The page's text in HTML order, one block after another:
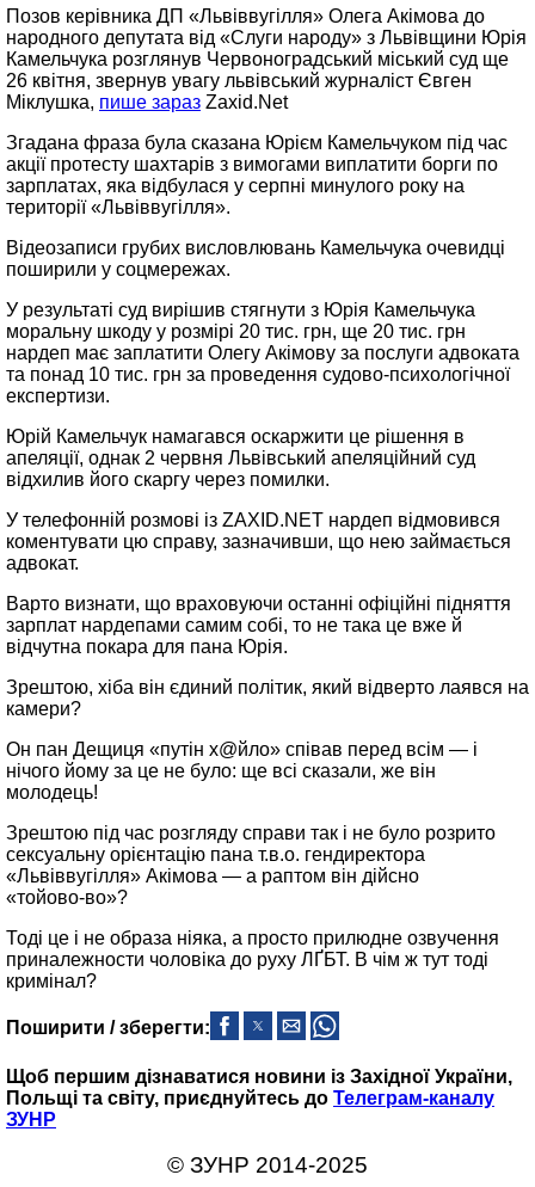
Позов керівника ДП «Львіввугілля» Олега Акімова до
народного депутата від «Слуги народу» з Львівщини Юрія
Камельчука розглянув Червоноградський міський суд ще
26 квітня, звернув увагу львівський журналіст Євген
Міклушка, пише зараз Zaxid.Net
Згадана фраза була сказана Юрієм Камельчуком під час
акції протесту шахтарів з вимогами виплатити борги по
зарплатах, яка відбулася у серпні минулого року на
території «Львіввугілля».
Відеозаписи грубих висловлювань Камельчука очевидці
поширили у соцмережах.
У результаті суд вирішив стягнути з Юрія Камельчука
моральну шкоду у розмірі 20 тис. грн, ще 20 тис. грн
нардеп має заплатити Олегу Акімову за послуги адвоката
та понад 10 тис. грн за проведення судово-психологічної
експертизи.
Юрій Камельчук намагався оскаржити це рішення в
апеляції, однак 2 червня Львівський апеляційний суд
відхилив його скаргу через помилки.
У телефонній розмові із ZAXID.NET нардеп відмовився
коментувати цю справу, зазначивши, що нею займається
адвокат.
Варто визнати, що враховуючи останні офіційні підняття
зарплат нардепами самим собі, то не така це вже й
відчутна покара для пана Юрія.
Зрештою, хіба він єдиний політик, який відверто лаявся на
камери?
Он пан Дещиця «путін х@йло» співав перед всім — і
нічого йому за це не було: ще всі сказали, же він
молодець!
Зрештою під час розгляду справи так і не було розрито
сексуальну орієнтацію пана т.в.о. гендиректора
«Львіввугілля» Акімова — а раптом він дійсно
«тойово‑во»?
Тоді це і не образа ніяка, а просто прилюдне озвучення
приналежности чоловіка до руху ЛҐБТ. В чім ж тут тоді
кримінал?
Поширити / зберегти:
Щоб першим дізнаватися новини із Західної України,
Польщі та світу, приєднуйтесь до Телеграм-каналу
ЗУНР
© ЗУНР 2014-2025